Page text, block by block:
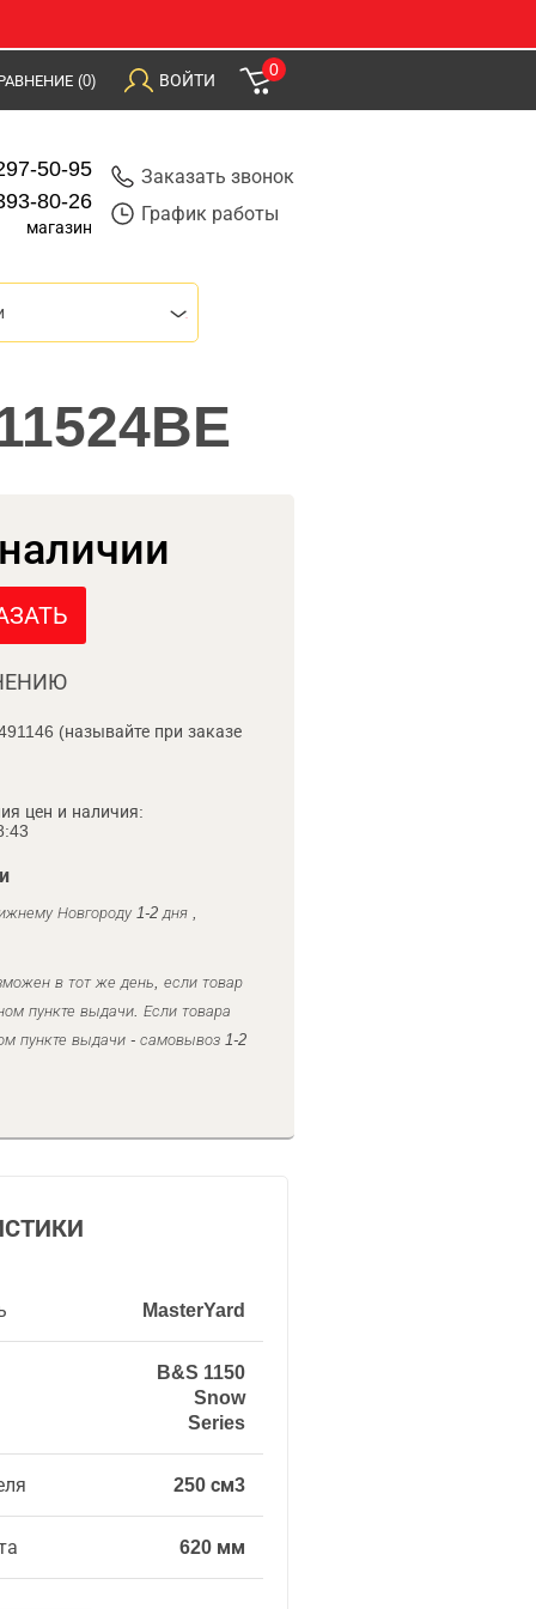
(0) ВОЙТИ
0
50-95
80-26
магазин
Заказать звонок
График работы
(называйте при заказе
цен и наличия:
Новгороду 1-2 дня ,
в тот же день, если товар
пункте выдачи. Если товара
пункте выдачи - самовывоз 1-2
MasterYard
B&S 1150
Snow
Series
250 см3
620 мм